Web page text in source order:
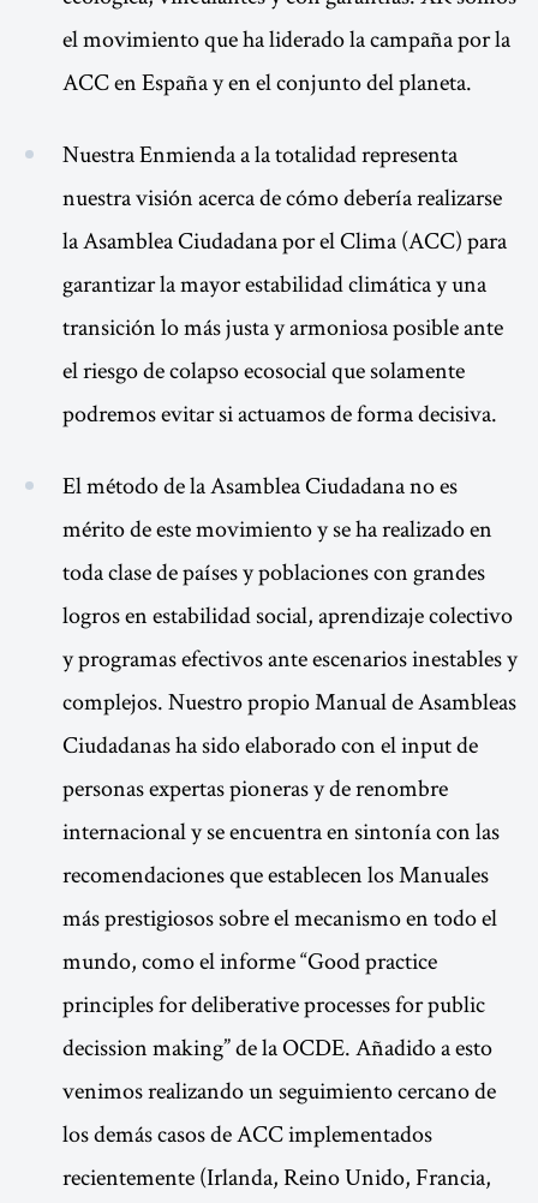
el movimiento que ha liderado la campaña por la
ACC en España y en el conjunto del planeta.
Nuestra Enmienda a la totalidad representa
nuestra visión acerca de cómo debería realizarse
la Asamblea Ciudadana por el Clima (ACC) para
garantizar la mayor estabilidad climática y una
transición lo más justa y armoniosa posible ante
el riesgo de colapso ecosocial que solamente
podremos evitar si actuamos de forma decisiva.
El método de la Asamblea Ciudadana no es
mérito de este movimiento y se ha realizado en
toda clase de países y poblaciones con grandes
logros en estabilidad social, aprendizaje colectivo
y programas efectivos ante escenarios inestables y
complejos. Nuestro propio Manual de Asambleas
Ciudadanas ha sido elaborado con el input de
personas expertas pioneras y de renombre
internacional y se encuentra en sintonía con las
recomendaciones que establecen los Manuales
más prestigiosos sobre el mecanismo en todo el
mundo, como el informe “Good practice
principles for deliberative processes for public
decission making” de la OCDE. Añadido a esto
venimos realizando un seguimiento cercano de
los demás casos de ACC implementados
recientemente (Irlanda, Reino Unido, Francia,